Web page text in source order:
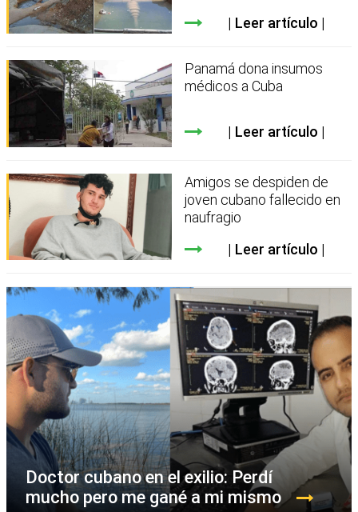
Leer artículo
Panamá dona insumos
médicos a Cuba
Leer artículo
Amigos se despiden de
joven cubano fallecido en
naufragio
Leer artículo
Doctor cubano en el exilio: Perdí
mucho pero me gané a mi mismo